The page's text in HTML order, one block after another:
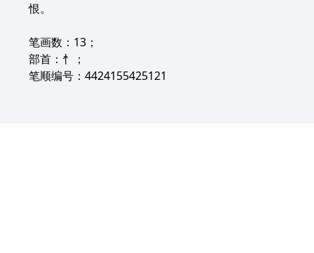
恨。
笔画数：13；
部首：忄；
笔顺编号：4424155425121